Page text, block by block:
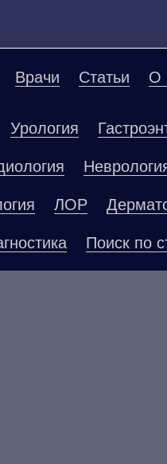
Врачи Статьи О
Урология
ЛОР
Поиск по